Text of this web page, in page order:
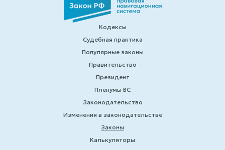
Кодексы
Судебная практика
Популярные законы
Правительство
Президент
Пленумы ВС
Законодательство
Изменения в законодательстве
Законы
Калькуляторы